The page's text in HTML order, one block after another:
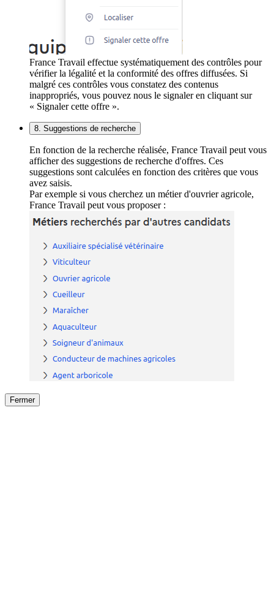
France Travail effectue systématiquement des contrôles pour
vérifier la légalité et la conformité des offres diffusées. Si
malgré ces contrôles vous constatez des contenus
inappropriés, vous pouvez nous le signaler en cliquant sur
« Signaler cette offre ».
8. Suggestions de recherche
En fonction de la recherche réalisée, France Travail peut vous
afficher des suggestions de recherche d'offres. Ces
suggestions sont calculées en fonction des critères que vous
avez saisis.
Par exemple si vous cherchez un métier d'ouvrier agricole,
France Travail peut vous proposer :
Fermer